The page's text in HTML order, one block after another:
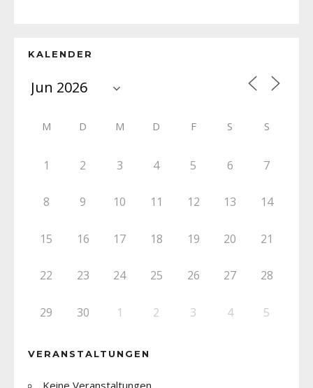
KALENDER
M D M D F S S
1 2 3 4 5 6 7
8 9 10 11 12 13 14
15 16 17 18 19 20 21
22 23 24 25 26 27 28
29 30 1 2 3 4 5
VERANSTALTUNGEN
Keine Veranstaltungen